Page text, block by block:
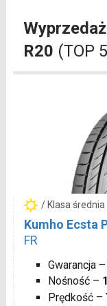
R20 (TOP
/ Klasa
Kumho Ecsta
FR
Gwarancja
Nośność –
Prędkość –